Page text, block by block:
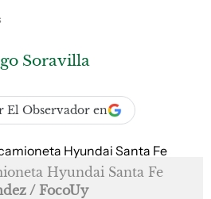
Soravilla
El Observador en
Hyundai Santa Fe
/ FocoUy